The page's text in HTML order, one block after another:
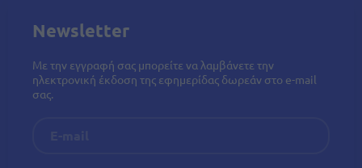
Newsletter
Με την εγγραφή σας μπορείτε να λαμβάνετε την
ηλεκτρονική έκδοση της εφημερίδας δωρεάν στο e-mail
σας.